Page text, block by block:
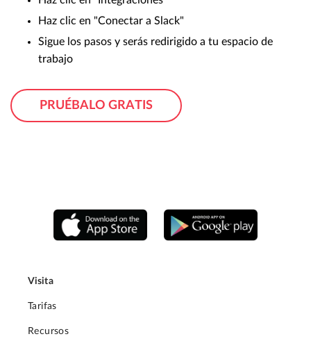
Haz clic en "Conectar a Slack"
Sigue los pasos y serás redirigido a tu espacio de
trabajo
PRUÉBALO GRATIS
Visita
Tarifas
Recursos